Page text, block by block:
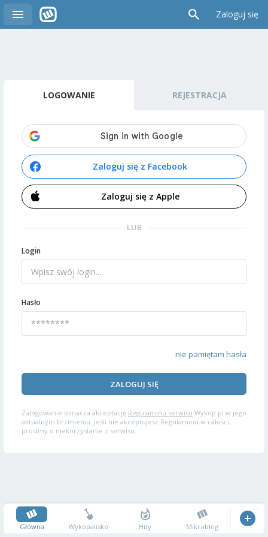
Zaloguj się
LOGOWANIE REJESTRACJA
Zaloguj się z Facebook
Zaloguj się z Apple
LUB
Login
Hasło
nie pamiętam hasła
ZALOGUJ SIĘ
Zalogowanie oznacza akceptację Regulaminu serwisu Wykop.pl w jego
aktualnym brzmieniu. Jeśli nie akceptujesz Regulaminu w całości,
prosimy o niekorzystanie z serwisu.
Główna Wykopalisko Hity Mikroblog